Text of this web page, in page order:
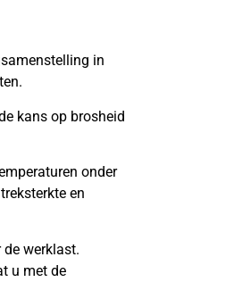
in
kans op brosheid
onder
en
de werklast.
u met de